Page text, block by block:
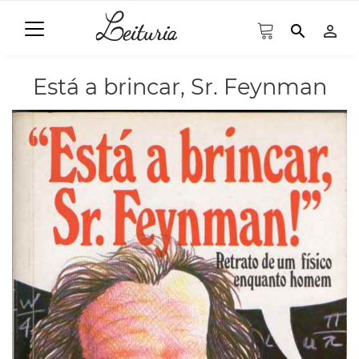
search person_outline
Está a brincar, Sr. Feynman